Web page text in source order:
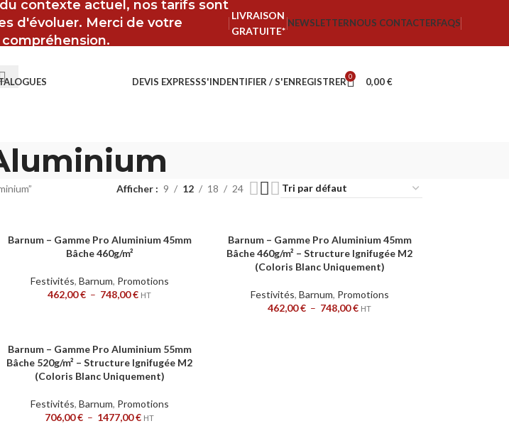
contexte actuel, nos tarifs sont
d'évoluer. Merci de votre
compréhension.
LIVRAISON
GRATUITE*
NEWSLETTERNOUS CONTACTERFAQS
DEVIS EXPRESSS'INDENTIFIER / S'ENREGISTRER 0 0,00€
Afficher 9 12 18 24
CHOIX DES OPTIONS
Barnum – Gamme Pro Aluminium 45mm
Bâche 460g/m²
Festivités, Barnum, Promotions
462,00€ – 748,00€ HT
CHOIX DES OPTIONS
Barnum – Gamme Pro Aluminium 45mm
Bâche 460g/m² – Structure Ignifugée M2
(Coloris Blanc Uniquement)
Festivités, Barnum, Promotions
462,00€ – 748,00€ HT
CHOIX DES OPTIONS
Barnum – Gamme Pro Aluminium 55mm
Bâche 520g/m² – Structure Ignifugée M2
(Coloris Blanc Uniquement)
Festivités, Barnum, Promotions
706,00€ – 1477,00€ HT